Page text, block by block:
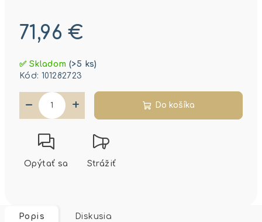
71,96 €
cena:
✅ Skladom(>5 ks)
Kód: 101282723
+
− Do košíka
Opýtať sa Strážiť
Popis Diskusia